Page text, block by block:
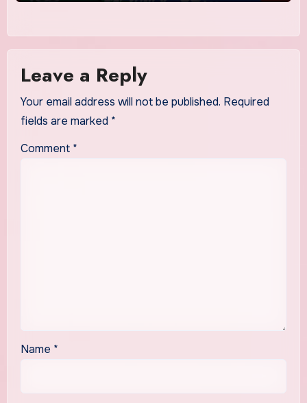
Leave a Reply
Your email address will not be published. Required
fields are marked *
Comment *
Name *